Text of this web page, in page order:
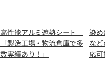
高性能アルミ遮熱シート
「製造工場・物流倉庫で多
数実績あり！」
染
な
応可